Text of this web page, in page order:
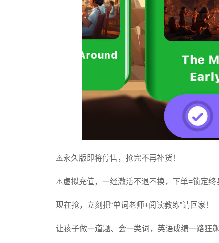
⚠️永久版即将停售，抢完不再补货！
⚠️虚拟充值，一经激活不退不换，下单=锁定终
现在抢，立刻把“单词老师+阅读教练”请回家！
让孩子做一道题、会一类词，英语成绩一路狂